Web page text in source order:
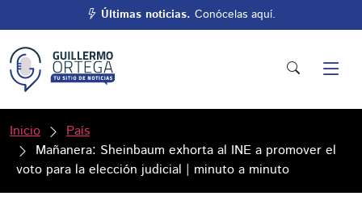
Últimas noticias. Conócelas aquí.
Inicio
País
Mañanera: Sheinbaum exhorta al INE a promover el
voto para la elección judicial | minuto a minuto